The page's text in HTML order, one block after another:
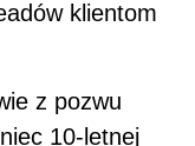
klientom
z pozwu
10-letnej